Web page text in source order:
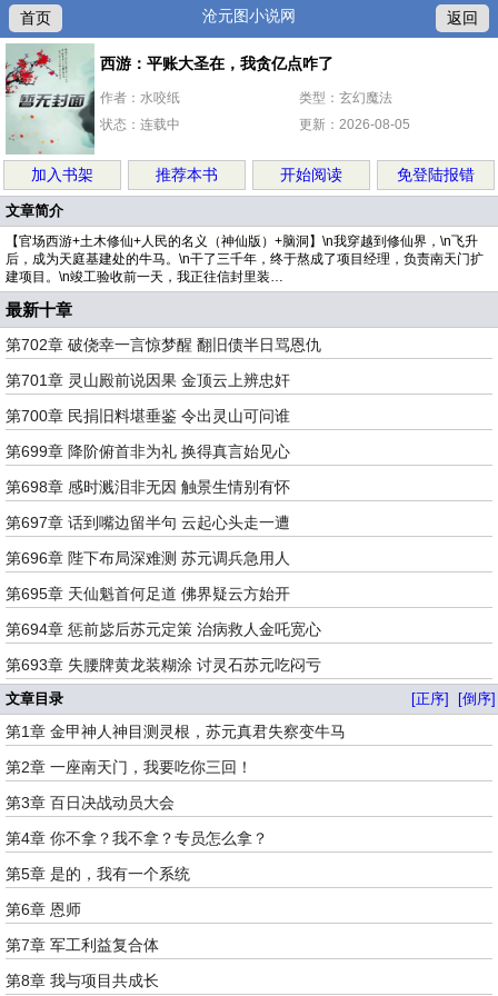
首页 沧元图小说网 返回
西游：平账大圣在，我贪亿点咋了
作者：水咬纸
类型：玄幻魔法
状态：连载中
更新：2026-08-05
加入书架 推荐本书 开始阅读 免登陆报错
文章简介
【官场西游+土木修仙+人民的名义（神仙版）+脑洞】\n我穿越到修仙界，\n飞升
后，成为天庭基建处的牛马。\n干了三千年，终于熬成了项目经理，负责南天门扩
建项目。\n竣工验收前一天，我正往信封里装…
最新十章
第702章 破侥幸一言惊梦醒 翻旧债半日骂恩仇
第701章 灵山殿前说因果 金顶云上辨忠奸
第700章 民捐旧料堪垂鉴 令出灵山可问谁
第699章 降阶俯首非为礼 换得真言始见心
第698章 感时溅泪非无因 触景生情别有怀
第697章 话到嘴边留半句 云起心头走一遭
第696章 陛下布局深难测 苏元调兵急用人
第695章 天仙魁首何足道 佛界疑云方始开
第694章 惩前毖后苏元定策 治病救人金吒宽心
第693章 失腰牌黄龙装糊涂 讨灵石苏元吃闷亏
文章目录 [正序] [倒序]
第1章 金甲神人神目测灵根，苏元真君失察变牛马
第2章 一座南天门，我要吃你三回！
第3章 百日决战动员大会
第4章 你不拿？我不拿？专员怎么拿？
第5章 是的，我有一个系统
第6章 恩师
第7章 军工利益复合体
第8章 我与项目共成长